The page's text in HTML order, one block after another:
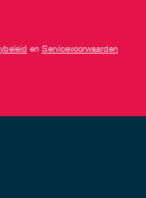
en Servicevoorwaarden